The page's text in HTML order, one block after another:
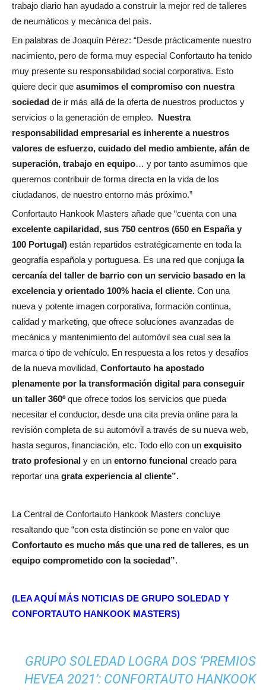
trabajo diario han ayudado a construir la mejor red de talleres
de neumáticos y mecánica del país.
En palabras de Joaquín Pérez: “Desde prácticamente nuestro
nacimiento, pero de forma muy especial Confortauto ha tenido
muy presente su responsabilidad social corporativa. Esto
quiere decir que asumimos el compromiso con nuestra
sociedad de ir más allá́ de la oferta de nuestros productos y
servicios o la generación de empleo. Nuestra
responsabilidad empresarial es inherente a nuestros
valores de esfuerzo, cuidado del medio ambiente, afán de
superación, trabajo en equipo… y por tanto asumimos que
queremos contribuir de forma directa en la vida de los
ciudadanos, de nuestro entorno más próximo.”
Confortauto Hankook Masters añade que “cuenta con una
excelente capilaridad, sus 750 centros (650 en España y
100 Portugal) están repartidos estratégicamente en toda la
geografía española y portuguesa. Es una red que conjuga la
cercanía del taller de barrio con un servicio basado en la
excelencia y orientado 100% hacia el cliente. Con una
nueva y potente imagen corporativa, formación continua,
calidad y marketing, que ofrece soluciones avanzadas de
mecánica y mantenimiento del automóvil sea cual sea la
marca o tipo de vehículo. En respuesta a los retos y desafíos
de la nueva movilidad, Confortauto ha apostado
plenamente por la transformación digital para conseguir
un taller 360ºque ofrece todos los servicios que pueda
necesitar el conductor, desde una cita previa online para la
revisión completa de su automóvil a través de su nueva web,
hasta seguros, financiación, etc. Todo ello con un exquisito
trato profesional y en un entorno funcional creado para
reportar una grata experiencia al cliente”.
La Central de Confortauto Hankook Masters concluye
resaltando que “con esta distinción se pone en valor que
Confortauto es mucho más que una red de talleres, es un
equipo comprometido con la sociedad”.
(LEA AQUÍ MÁS NOTICIAS DE GRUPO SOLEDAD Y
CONFORTAUTO HANKOOK MASTERS)
GRUPO SOLEDAD LOGRA DOS ‘PREMIOS
HEVEA 2021’: CONFORTAUTO HANKOOK